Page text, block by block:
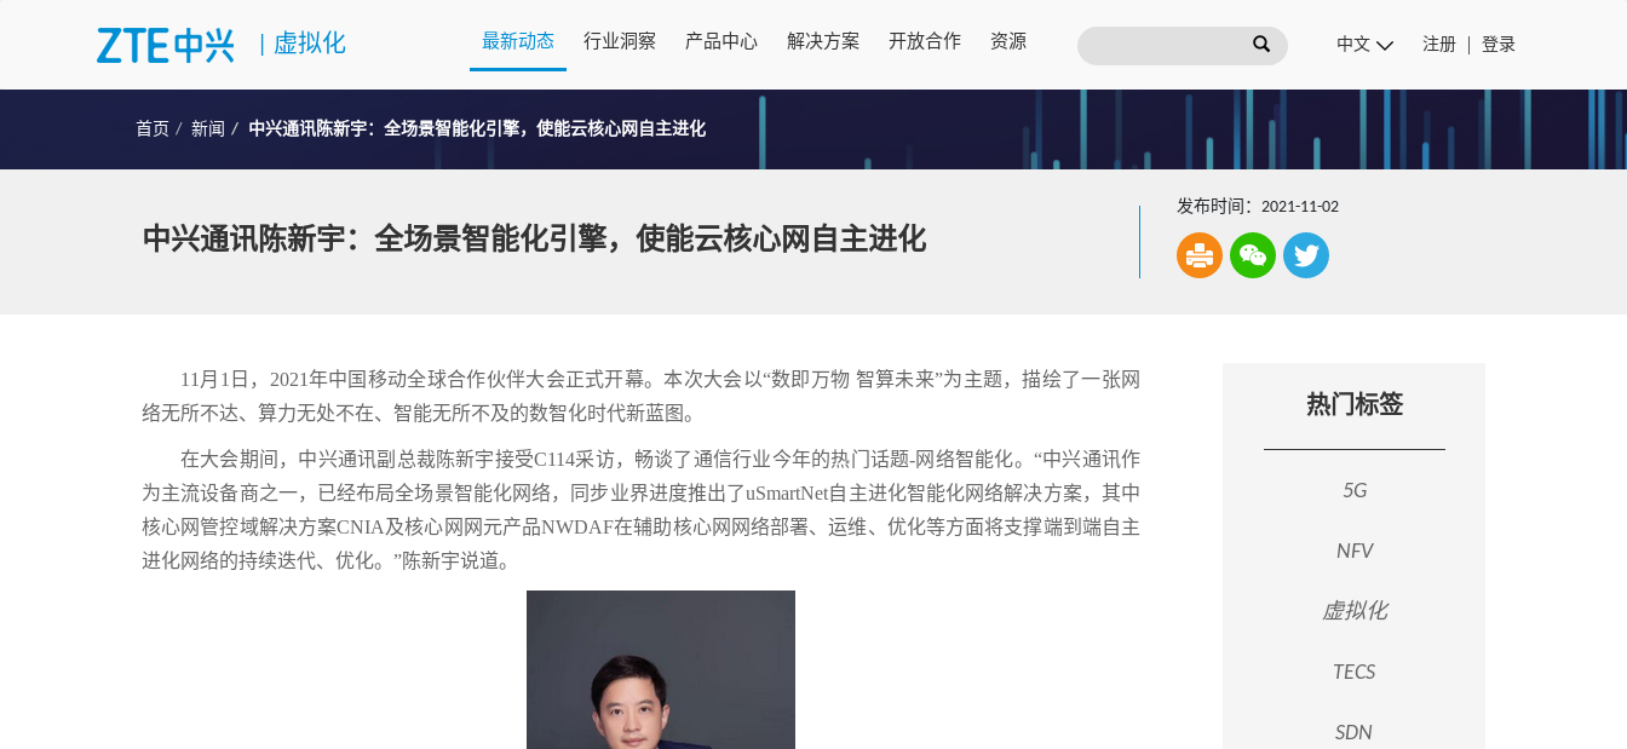
虚拟化 最新动态 行业洞察 产品中心 解决方案 开放合作 资源 注册 登录
首页 新闻 中兴通讯陈新宇：全场景智能化引擎，使能云核心网自主进化
中兴通讯陈新宇：全场景智能化引擎，使能云核心网自主进化
发布时间：2021-11-02
11月1日，2021年中国移动全球合作伙伴大会正式开幕。本次大会以“数即万物 智算未来”为主题，描绘了一张网
络无所不达、算力无处不在、智能无所不及的数智化时代新蓝图。
在大会期间，中兴通讯副总裁陈新宇接受C114采访，畅谈了通信行业今年的热门话题-网络智能化。“中兴通讯作
为主流设备商之一，已经布局全场景智能化网络，同步业界进度推出了uSmartNet自主进化智能化网络解决方案，其中
核心网管控域解决方案CNIA及核心网网元产品NWDAF在辅助核心网网络部署、运维、优化等方面将支撑端到端自主
进化网络的持续迭代、优化。”陈新宇说道。
热门标签
5G
NFV
虚拟化
TECS
SDN